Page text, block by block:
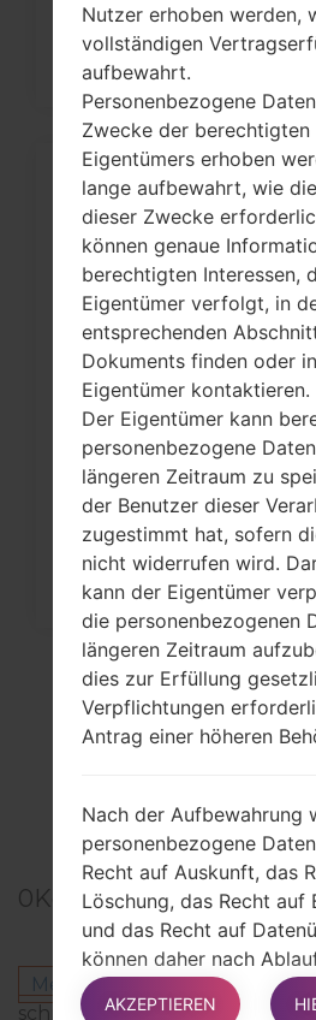
Wie kann man die
Werkseinstellungen
auf...
0Kommentare
Melden Sie sich anum einen
schreiben.
Nutzer erhoben werden,
vollständigen
aufbewahrt.
Personenbezogene
Zwecke der berechtigten
Eigentümers erhoben
lange aufbewahrt, wie
dieser Zwecke
können genaue
berechtigten Interessen,
Eigentümer verfolgt, in
entsprechenden
Dokuments finden oder
Eigentümer kontaktieren.
Der Eigentümer kann
personenbezogene
längeren Zeitraum zu
der Benutzer dieser
zugestimmt hat, sofern
nicht widerrufen wird.
kann der Eigentümer
die personenbezogenen
längeren Zeitraum
dies zur Erfüllung
Verpflichtungen
Antrag einer höheren
Nach der Aufbewahrung
personenbezogene
Recht auf Auskunft, das
Löschung, das Recht auf
und das Recht auf
können daher nach
Aufbewahrungsfrist
AKZEPTIEREN